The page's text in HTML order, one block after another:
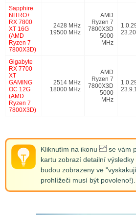
Sapphire
NITRO+
RX 7800
XT 16G
(AMD
Ryzen 7
7800X3D)
2428 MHz
19500 MHz
AMD
Ryzen 7
7800X3D
5000
MHz
Gigabyte
RX 7700
XT
GAMING
OC 12G
(AMD
Ryzen 7
7800X3D)
2514 MHz
18000 MHz
AMD
Ryzen 7
7800X3D
5000
MHz
23.9.1
Kliknutím na ikonu
se vám
kartu zobrazí detailní
budou zobrazeny ve
prohlížeči musí být povoleno!).